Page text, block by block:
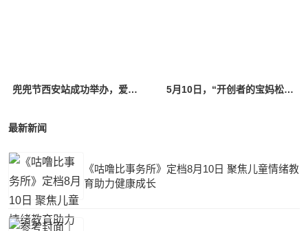
兜兜节西安站成功举办，爱玛以IP与新品发力推动休闲三轮向智能高端升级 5月10日，“开创者的宝妈松弛感密码”即将揭晓，爱玛兜兜节超有料
最新新闻
《咕噜比事务所》定档8月10日 聚焦儿童情绪教
育助力健康成长